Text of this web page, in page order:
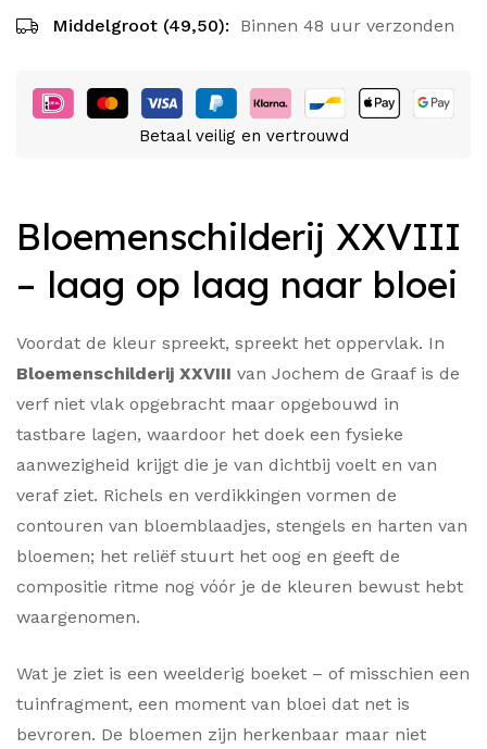
Middelgroot (49,50): Binnen 48 uur verzonden
Betaal veilig en vertrouwd
Bloemenschilderij XXVIII
– laag op laag naar bloei
Voordat de kleur spreekt, spreekt het oppervlak. In
Bloemenschilderij XXVIII van Jochem de Graaf is de
verf niet vlak opgebracht maar opgebouwd in
tastbare lagen, waardoor het doek een fysieke
aanwezigheid krijgt die je van dichtbij voelt en van
veraf ziet. Richels en verdikkingen vormen de
contouren van bloemblaadjes, stengels en harten van
bloemen; het reliëf stuurt het oog en geeft de
compositie ritme nog vóór je de kleuren bewust hebt
waargenomen.
Wat je ziet is een weelderig boeket – of misschien een
tuinfragment, een moment van bloei dat net is
bevroren. De bloemen zijn herkenbaar maar niet